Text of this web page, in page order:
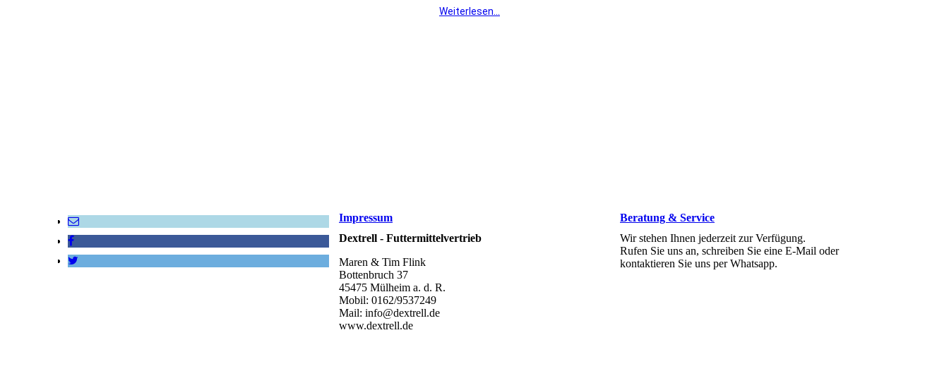
Weiterlesen...
Impressum
Dextrell - Futtermittelvertrieb
Maren & Tim Flink
Bottenbruch 37
45475 Mülheim a. d. R.
Mobil: 0162/9537249
Mail: info@dextrell.de
www.dextrell.de
Beratung & Service
Wir stehen Ihnen jederzeit zur Verfügung.
Rufen Sie uns an, schreiben Sie eine E-Mail oder
kontaktieren Sie uns per Whatsapp.